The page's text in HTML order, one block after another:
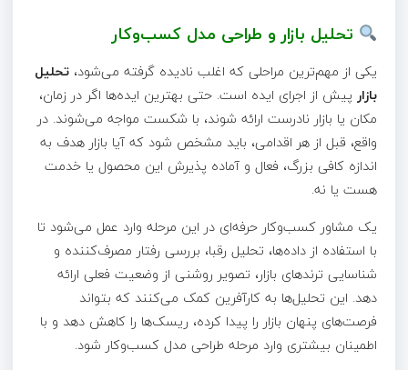
تحلیل بازار و طراحی مدل کسب‌وکار
یکی از مهم‌ترین مراحلی که اغلب نادیده گرفته می‌شود، تحلیل
بازار پیش از اجرای ایده است. حتی بهترین ایده‌ها اگر در زمان،
مکان یا بازار نادرست ارائه شوند، با شکست مواجه می‌شوند. در
واقع، قبل از هر اقدامی، باید مشخص شود که آیا بازار هدف به
اندازه کافی بزرگ، فعال و آماده پذیرش این محصول یا خدمت
هست یا نه.
یک مشاور کسب‌وکار حرفه‌ای در این مرحله وارد عمل می‌شود تا
با استفاده از داده‌ها، تحلیل رقبا، بررسی رفتار مصرف‌کننده و
شناسایی ترندهای بازار، تصویر روشنی از وضعیت فعلی ارائه
دهد. این تحلیل‌ها به کارآفرین کمک می‌کنند که بتواند
فرصت‌های پنهان بازار را پیدا کرده، ریسک‌ها را کاهش دهد و با
اطمینان بیشتری وارد مرحله طراحی مدل کسب‌وکار شود.